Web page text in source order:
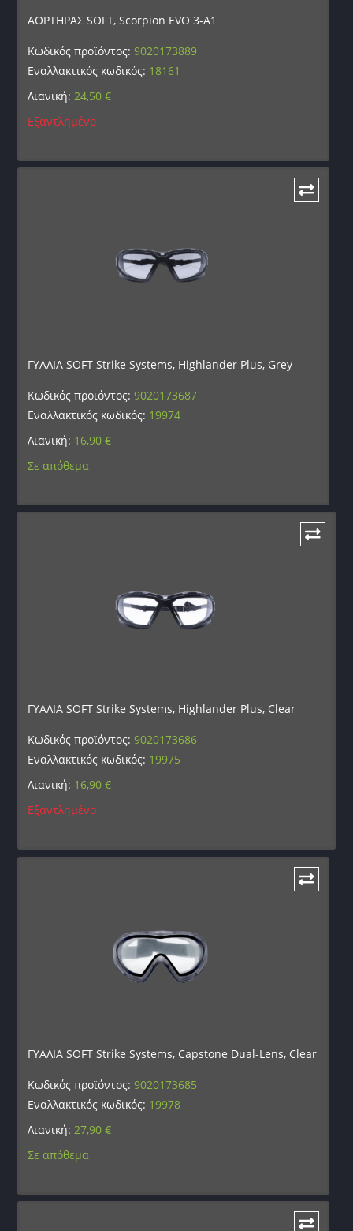
ΑΟΡΤΗΡΑΣ SOFT, Scorpion EVO 3-A1
Κωδικός προϊόντος:9020173889
Εναλλακτικός κωδικός: 18161
Λιανική:24,50€
Εξαντλημένο
ΓΥΑΛΙΑ SOFT Strike Systems, Highlander Plus, Grey
Κωδικός προϊόντος:9020173687
Εναλλακτικός κωδικός: 19974
Λιανική: 16,90€
Σε απόθεμα
ΓΥΑΛΙΑ SOFT Strike Systems, Highlander Plus, Clear
Κωδικός προϊόντος:9020173686
Εναλλακτικός κωδικός: 19975
Λιανική: 16,90€
Εξαντλημένο
ΓΥΑΛΙΑ SOFT Strike Systems, Capstone Dual-Lens, Clear
Κωδικός προϊόντος:9020173685
Εναλλακτικός κωδικός: 19978
Λιανική: 27,90€
Σε απόθεμα